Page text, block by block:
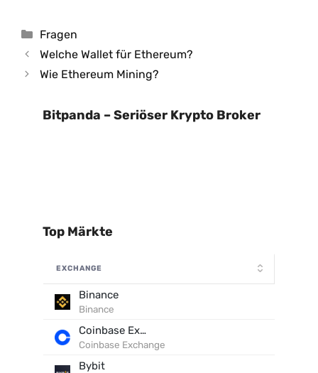
Kategorien
Fragen
Welche Wallet für Ethereum?
Wie Ethereum Mining?
Bitpanda – Seriöser Krypto Broker
Top Märkte
EXCHANGE
Binance
Binance
Coinbase Exchange
Coinbase Exchange
Bybit